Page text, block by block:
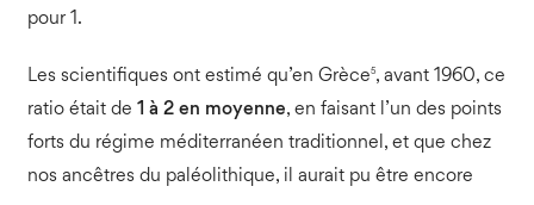
pour 1.
Les scientifiques ont estimé qu’en Grèce5, avant 1960, ce
ratio était de 1 à 2 en moyenne, en faisant l’un des points
forts du régime méditerranéen traditionnel, et que chez
nos ancêtres du paléolithique, il aurait pu être encore